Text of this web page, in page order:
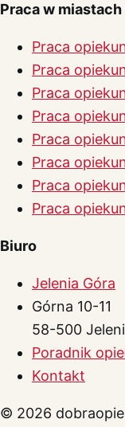
Praca w miastach
Praca
Praca
Praca
Praca
Praca
Praca
Praca
Praca
Biuro
Jelenia Góra
Górna 10-11
58-500
Poradnik
Kontakt
© 2026